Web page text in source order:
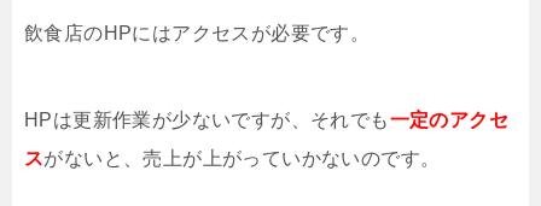
飲食店のHPにはアクセスが必要です。
HPは更新作業が少ないですが、それでも一定のアクセ
スがないと、売上が上がっていかないのです。